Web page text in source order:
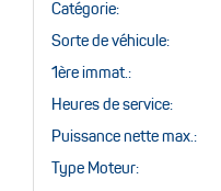
Catégorie:
Sorte de véhicule:
1ère immat.:
Heures de service:
Puissance nette max.:
Type Moteur: